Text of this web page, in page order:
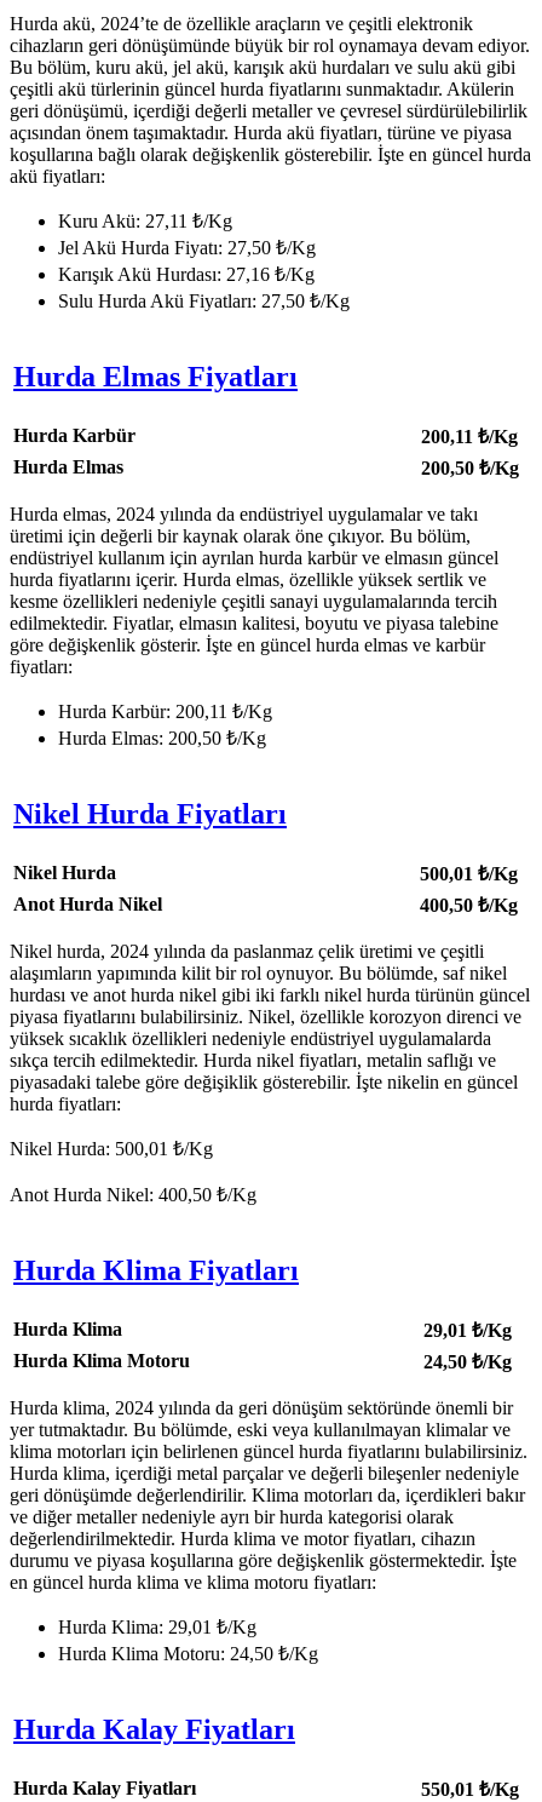
Hurda akü, 2024’te de özellikle araçların ve çeşitli elektronik
cihazların geri dönüşümünde büyük bir rol oynamaya devam ediyor.
Bu bölüm, kuru akü, jel akü, karışık akü hurdaları ve sulu akü gibi
çeşitli akü türlerinin güncel hurda fiyatlarını sunmaktadır. Akülerin
geri dönüşümü, içerdiği değerli metaller ve çevresel sürdürülebilirlik
açısından önem taşımaktadır. Hurda akü fiyatları, türüne ve piyasa
koşullarına bağlı olarak değişkenlik gösterebilir. İşte en güncel hurda
akü fiyatları:
Kuru Akü: 27,11 ₺/Kg
Jel Akü Hurda Fiyatı: 27,50 ₺/Kg
Karışık Akü Hurdası: 27,16 ₺/Kg
Sulu Hurda Akü Fiyatları: 27,50 ₺/Kg
Hurda Elmas Fiyatları
Hurda Karbür 200,11 ₺/Kg
Hurda Elmas
200,50 ₺/Kg
Hurda elmas, 2024 yılında da endüstriyel uygulamalar ve takı
üretimi için değerli bir kaynak olarak öne çıkıyor. Bu bölüm,
endüstriyel kullanım için ayrılan hurda karbür ve elmasın güncel
hurda fiyatlarını içerir. Hurda elmas, özellikle yüksek sertlik ve
kesme özellikleri nedeniyle çeşitli sanayi uygulamalarında tercih
edilmektedir. Fiyatlar, elmasın kalitesi, boyutu ve piyasa talebine
göre değişkenlik gösterir. İşte en güncel hurda elmas ve karbür
fiyatları:
Hurda Karbür: 200,11 ₺/Kg
Hurda Elmas: 200,50 ₺/Kg
Nikel Hurda Fiyatları
Nikel Hurda 500,01 ₺/Kg
Anot Hurda Nikel
400,50 ₺/Kg
Nikel hurda, 2024 yılında da paslanmaz çelik üretimi ve çeşitli
alaşımların yapımında kilit bir rol oynuyor. Bu bölümde, saf nikel
hurdası ve anot hurda nikel gibi iki farklı nikel hurda türünün güncel
piyasa fiyatlarını bulabilirsiniz. Nikel, özellikle korozyon direnci ve
yüksek sıcaklık özellikleri nedeniyle endüstriyel uygulamalarda
sıkça tercih edilmektedir. Hurda nikel fiyatları, metalin saflığı ve
piyasadaki talebe göre değişiklik gösterebilir. İşte nikelin en güncel
hurda fiyatları:
Nikel Hurda: 500,01 ₺/Kg
Anot Hurda Nikel: 400,50 ₺/Kg
Hurda Klima Fiyatları
Hurda Klima 29,01 ₺/Kg
Hurda Klima Motoru
24,50 ₺/Kg
Hurda klima, 2024 yılında da geri dönüşüm sektöründe önemli bir
yer tutmaktadır. Bu bölümde, eski veya kullanılmayan klimalar ve
klima motorları için belirlenen güncel hurda fiyatlarını bulabilirsiniz.
Hurda klima, içerdiği metal parçalar ve değerli bileşenler nedeniyle
geri dönüşümde değerlendirilir. Klima motorları da, içerdikleri bakır
ve diğer metaller nedeniyle ayrı bir hurda kategorisi olarak
değerlendirilmektedir. Hurda klima ve motor fiyatları, cihazın
durumu ve piyasa koşullarına göre değişkenlik göstermektedir. İşte
en güncel hurda klima ve klima motoru fiyatları:
Hurda Klima: 29,01 ₺/Kg
Hurda Klima Motoru: 24,50 ₺/Kg
Hurda Kalay Fiyatları
Hurda Kalay Fiyatları 550,01 ₺/Kg